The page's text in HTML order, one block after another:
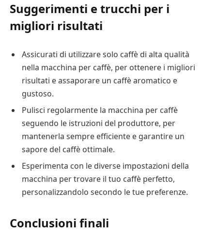
Suggerimenti e trucchi per i
migliori risultati
Assicurati di utilizzare solo caffè di alta qualità
nella macchina per caffè, per ottenere i migliori
risultati e assaporare un caffè aromatico e
gustoso.
Pulisci regolarmente la macchina per caffè
seguendo le istruzioni del produttore, per
mantenerla sempre efficiente e garantire un
sapore del caffè ottimale.
Esperimenta con le diverse impostazioni della
macchina per trovare il tuo caffè perfetto,
personalizzandolo secondo le tue preferenze.
Conclusioni finali